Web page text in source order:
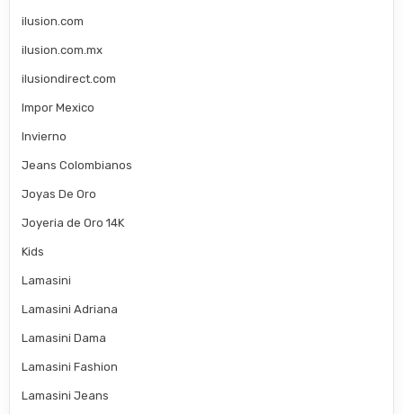
ilusion.com
ilusion.com.mx
ilusiondirect.com
Impor Mexico
Invierno
Jeans Colombianos
Joyas De Oro
Joyeria de Oro 14K
Kids
Lamasini
Lamasini Adriana
Lamasini Dama
Lamasini Fashion
Lamasini Jeans